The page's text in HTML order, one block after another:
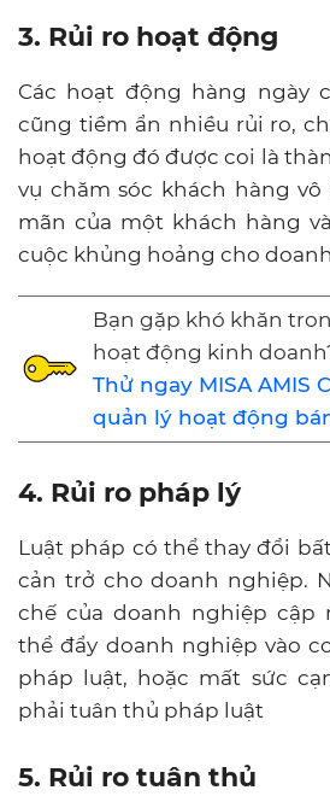
3. Rủi ro hoạt động
Các hoạt động hàng ngày
cũng tiềm ẩn nhiều rủi ro,
hoạt động đó được coi là
vụ chăm sóc khách hàng
mãn của một khách hàng
cuộc khủng hoảng cho
Bạn gặp khó khăn
hoạt động kinh
Thử ngay MISA AMIS
quản lý hoạt động
4. Rủi ro pháp lý
Luật pháp có thể thay đổi
cản trở cho doanh nghiệp.
chế của doanh nghiệp cập
thể đẩy doanh nghiệp vào
pháp luật, hoặc mất sức
phải tuân thủ pháp luật
5. Rủi ro tuân thủ